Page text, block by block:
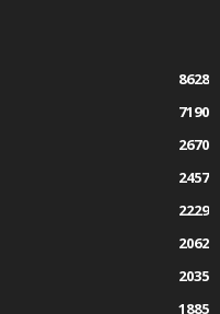
8628
7190
2670
2457
2229
2062
2035
1885